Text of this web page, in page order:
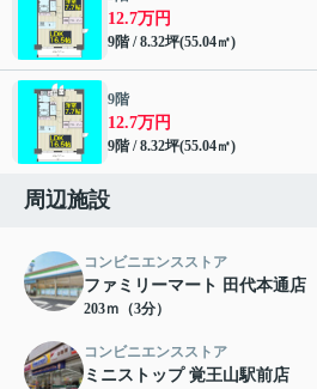
12.7万円
9階 / 8.32坪(55.04㎡)
9階
12.7万円
9階 / 8.32坪(55.04㎡)
周辺施設
コンビニエンスストア
ファミリーマート 田代本通店
203ｍ（3分）
コンビニエンスストア
ミニストップ 覚王山駅前店